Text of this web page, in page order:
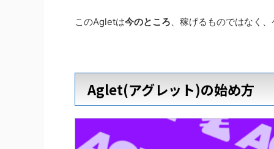
このAgletは今のところ、稼げるものではなく
Aglet(アグレット)の始め方